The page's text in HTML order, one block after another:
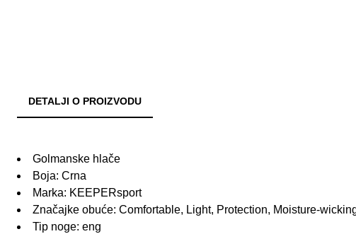
DETALJI O PROIZVODU
Golmanske hlače
Boja: Crna
Marka: KEEPERsport
Značajke obuće: Comfortable, Light, Protection, Moisture-
Tip noge: eng